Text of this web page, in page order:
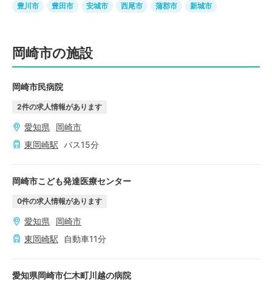
豊川市 豊田市 安城市 西尾市 蒲郡市 新城市
岡崎市の施設
岡崎市民病院
2件の求人情報があります
愛知県
岡崎市
東岡崎駅 バス15分
岡崎市こども発達医療センター
0件の求人情報があります
愛知県
岡崎市
東岡崎駅 自動車11分
愛知県岡崎市仁木町川越の病院